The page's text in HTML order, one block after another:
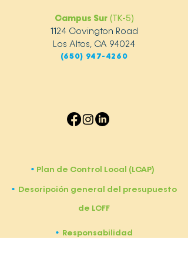
Campus Sur (TK-5)
1124 Covington Road
Los Altos, CA 94024
(650) 947-4260
• Plan de Control Local (LCAP)
• Descripción general del presupuesto
de LCFF
• Responsabilidad